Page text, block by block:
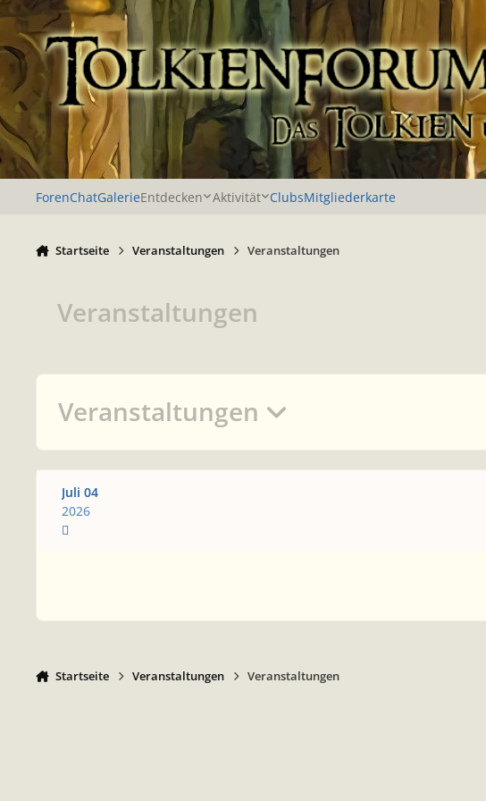
Zu Inhalt springen
ForenChatGalerieEntdecken Aktivität ClubsMitgliederkarte
Startseite Veranstaltungen Veranstaltungen
Veranstaltungen
Veranstaltungen
Juli 04
2026
Startseite Veranstaltungen Veranstaltungen